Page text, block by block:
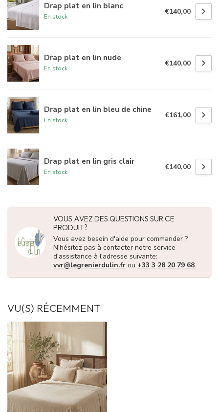
Drap plat en lin blanc
En stock
€140,00
Drap plat en lin nude
En stock
€140,00
Drap plat en lin bleu de chine
En stock
€161,00
Drap plat en lin gris clair
En stock
€140,00
VOUS AVEZ DES QUESTIONS SUR CE
PRODUIT?
Vous avez besoin d'aide pour commander ?
N'hésitez pas à contacter notre service
d'assistance à l'adresse suivante:
vvr@legrenierdulin.fr ou +33 3 28 20 79 68.
VU(S) RÉCEMMENT